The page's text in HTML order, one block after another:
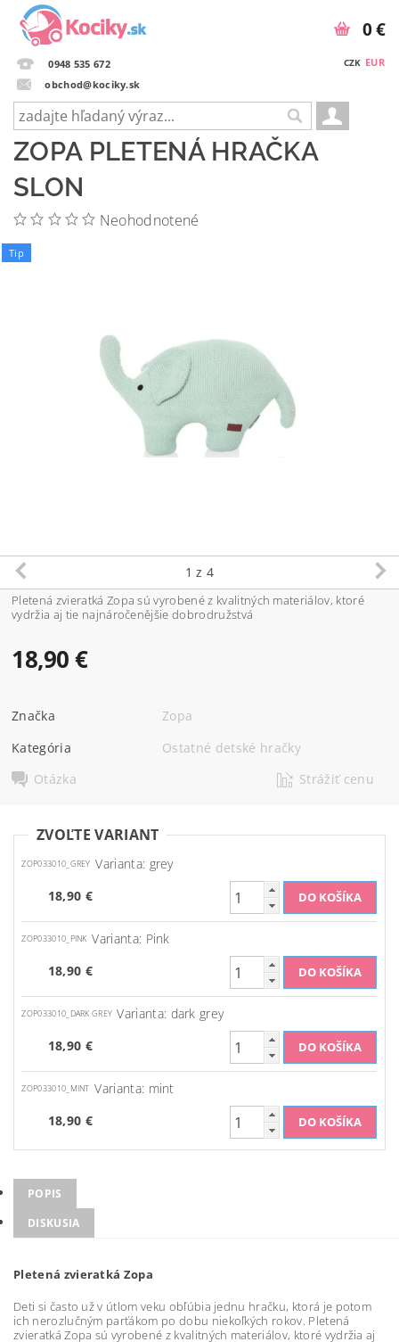
0948 535 672
obchod@kociky.sk
CZK EUR
0 €
ZOPA PLETENÁ HRAČKA
SLON
Neohodnotené
Tip
1 z 4
Pletená zvieratká Zopa sú vyrobené z kvalitných materiálov, ktoré
vydržia aj tie najnáročenějšie dobrodružstvá
18,90 €
Značka
Zopa
Kategória
Ostatné detské hračky
Otázka
Strážiť cenu
ZVOĽTE VARIANT
ZOP033010_GREY Varianta: grey
18,90 €
ZOP033010_PINK Varianta: Pink
18,90 €
ZOP033010_DARK GREY Varianta: dark grey
18,90 €
ZOP033010_MINT Varianta: mint
18,90 €
POPIS
DISKUSIA
Pletená zvieratká Zopa
Deti si často už v útlom veku obľúbia jednu hračku, ktorá je potom
ich nerozlučným parťákom po dobu niekoľkých rokov. Pletená
zvieratká Zopa sú vyrobené z kvalitných materiálov, ktoré vydržia aj